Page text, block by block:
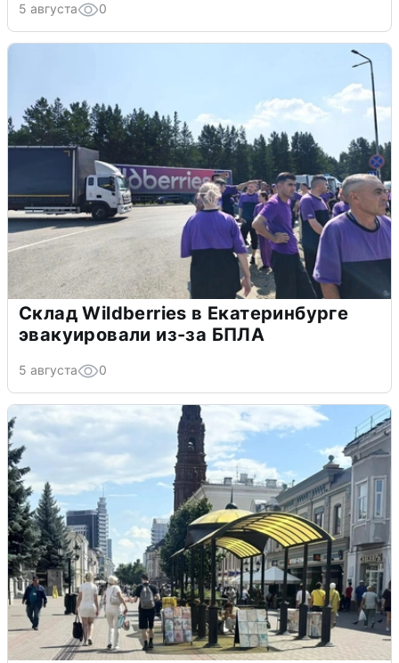
5 августа 0
Склад Wildberries в Екатеринбурге
эвакуировали из-за БПЛА
5 августа 0